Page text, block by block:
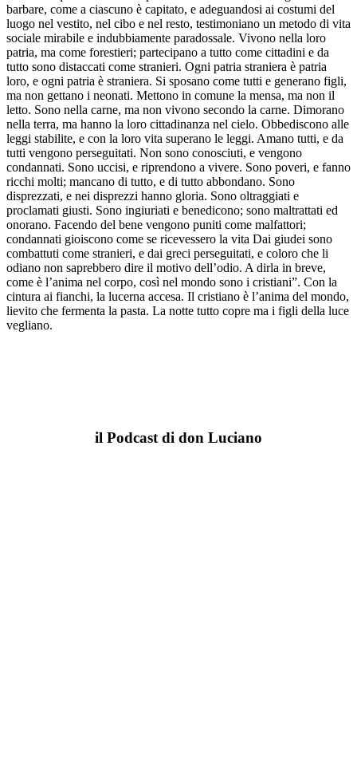
barbare, come a ciascuno è capitato, e adeguandosi ai costumi del
luogo nel vestito, nel cibo e nel resto, testimoniano un metodo di vita
sociale mirabile e indubbiamente paradossale. Vivono nella loro
patria, ma come forestieri; partecipano a tutto come cittadini e da
tutto sono distaccati come stranieri. Ogni patria straniera è patria
loro, e ogni patria è straniera. Si sposano come tutti e generano figli,
ma non gettano i neonati. Mettono in comune la mensa, ma non il
letto. Sono nella carne, ma non vivono secondo la carne. Dimorano
nella terra, ma hanno la loro cittadinanza nel cielo. Obbediscono alle
leggi stabilite, e con la loro vita superano le leggi. Amano tutti, e da
tutti vengono perseguitati. Non sono conosciuti, e vengono
condannati. Sono uccisi, e riprendono a vivere. Sono poveri, e fanno
ricchi molti; mancano di tutto, e di tutto abbondano. Sono
disprezzati, e nei disprezzi hanno gloria. Sono oltraggiati e
proclamati giusti. Sono ingiuriati e benedicono; sono maltrattati ed
onorano. Facendo del bene vengono puniti come malfattori;
condannati gioiscono come se ricevessero la vita Dai giudei sono
combattuti come stranieri, e dai greci perseguitati, e coloro che li
odiano non saprebbero dire il motivo dell’odio. A dirla in breve,
come è l’anima nel corpo, così nel mondo sono i cristiani”. Con la
cintura ai fianchi, la lucerna accesa. Il cristiano è l’anima del mondo,
lievito che fermenta la pasta. La notte tutto copre ma i figli della luce
vegliano.
il Podcast di don Luciano